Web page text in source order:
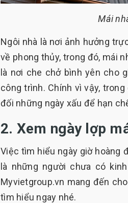
Mái
Ngôi nhà là nơi ảnh hưởng
về phong thủy, trong đó, mái
là nơi che chở bình yên cho
công trình. Chính vì vậy,
đối những ngày xấu để hạn
2. Xem ngày lợp
Việc tìm hiểu ngày giờ hoàng
là những người chưa có
Myvietgroup.vn mang đến
tìm hiểu ngay nhé.